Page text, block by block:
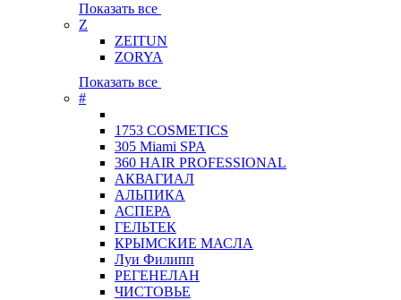
Показать все
Z
ZEITUN
ZORYA
Показать все
#
1753 COSMETICS
305 Miami SPA
360 HAIR PROFESSIONAL
АКВАГИАЛ
АЛЬПИКА
АСПЕРА
ГЕЛЬТЕК
КРЫМСКИЕ МАСЛА
Луи Филипп
РЕГЕНЕЛАН
ЧИСТОВЬЕ